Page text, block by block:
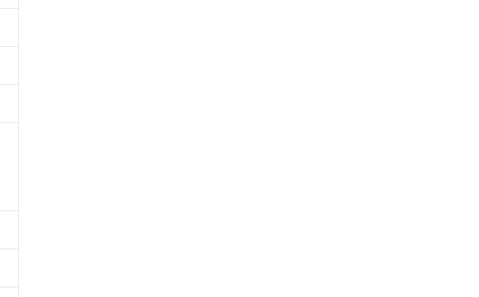
る商品もあることをご了承ください。
点での社内データに基づき作成されるも
客様担当のオムロン制御機器販売店・
提供可能な商品です。
替える予定のある商品です。
で、対応品を出す予定はありません。
明した場合などやむを得ず変更すること
ベンジル（BBP） 1000ppm以下、フタル酸ジブチ
しています。
を示します。
を示します。
に輸出されないよう必要な手段を講じ
またはその他武器並びにこれらの製造装